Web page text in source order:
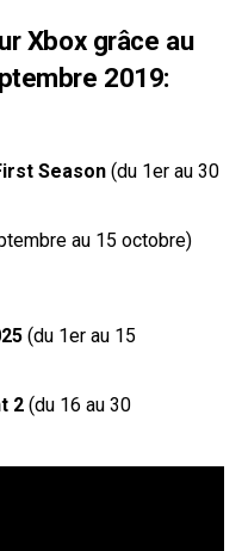
Xbox grâce au
2019:
Season (du 1er au 30
au 15 octobre)
(du 1er au 15
2 (du 16 au 30